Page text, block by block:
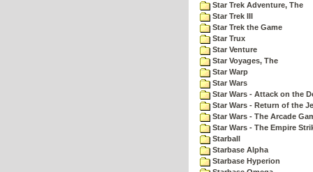
Star Trek Adventure, The
Star Trek III
Star Trek the Game
Star Trux
Star Venture
Star Voyages, The
Star Warp
Star Wars
Star Wars - Attack on the
Star Wars - Return of the
Star Wars - The Arcade
Star Wars - The Empire
Starball
Starbase Alpha
Starbase Hyperion